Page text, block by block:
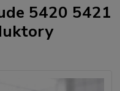
5420 5421